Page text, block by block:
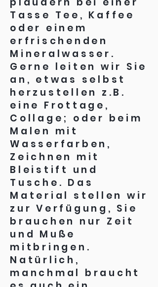
Tasse Tee, Kaffee
oder einem
erfrischenden
Mineralwasser.
Gerne leiten wir Sie
an, etwas selbst
herzustellen z.B.
eine Frottage,
Collage; oder beim
Malen mit
Wasserfarben,
Zeichnen mit
Bleistift und
Tusche. Das
Material stellen wir
zur Verfügung, Sie
brauchen nur Zeit
und Muße
mitbringen.
Natürlich,
manchmal braucht